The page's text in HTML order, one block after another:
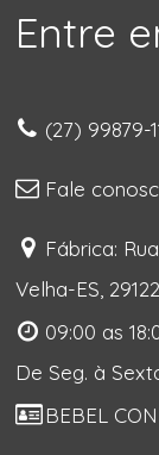
Entre
(27) 99879-
Fale
Fábrica:
Velha-ES,
09:00 as
De Seg. à
BEBEL